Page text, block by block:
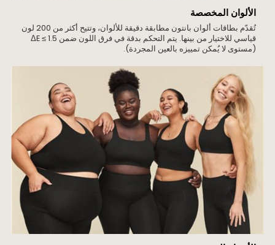
الألوان المخصصة
تُقدّم بطاقات ألوان بانتون مطابقة دقيقة للألوان، وتتيح أكثر من 200 لون
قياسي للاختيار من بينها. يتم التحكم بدقة في فرق اللون ضمن ΔE ≤ 1.5
(مستوى لا يُمكن تمييزه بالعين المجردة).